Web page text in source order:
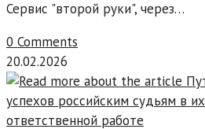
Сервис "второй руки", через…
0 Comments
20.02.2026